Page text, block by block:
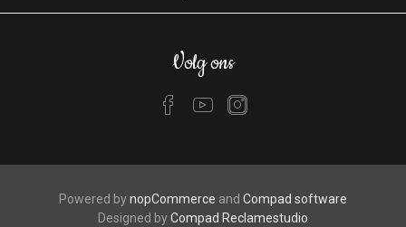
Volg ons
Powered bynopCommerce and Compad software
Designed byCompad Reclamestudio